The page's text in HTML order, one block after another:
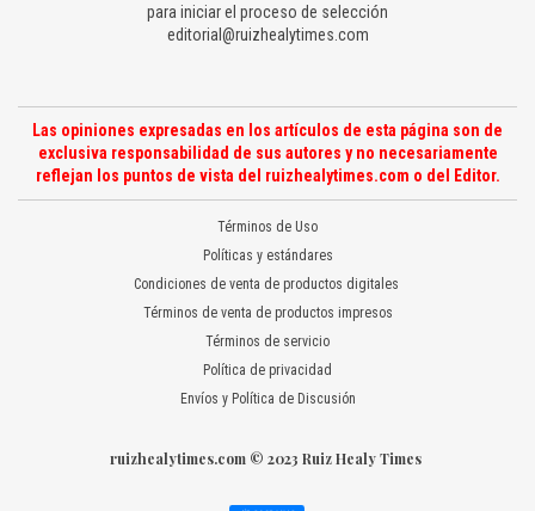
para iniciar el proceso de selección
editorial@ruizhealytimes.com
Las opiniones expresadas en los artículos de esta página son de
exclusiva responsabilidad de sus autores y no necesariamente
reflejan los puntos de vista del ruizhealytimes.com o del Editor.
Términos de Uso
Políticas y estándares
Condiciones de venta de productos digitales
Términos de venta de productos impresos
Términos de servicio
Política de privacidad
Envíos y Política de Discusión
ruizhealytimes.com © 2023 Ruiz Healy Times